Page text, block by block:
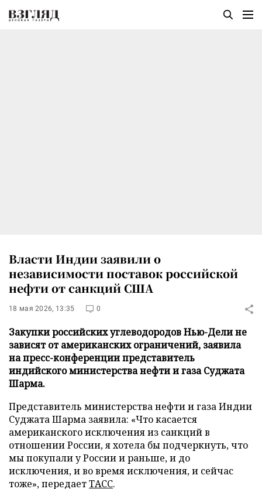
Власти Индии заявили о
независимости поставок российской
нефти от санкций США
18 мая 2026, 13:35 0
Закупки российских углеводородов Нью-Дели не
зависят от американских ограничений, заявила
на пресс-конференции представитель
индийского министерства нефти и газа Суджата
Шарма.
Представитель министерства нефти и газа Индии
Суджата Шарма заявила: «Что касается
американского исключения из санкций в
отношении России, я хотела бы подчеркнуть, что
мы покупали у России и раньше, и до
исключения, и во время исключения, и сейчас
тоже», передаетТАСС.